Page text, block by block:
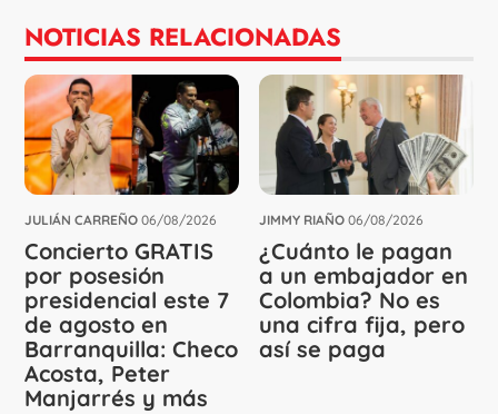
NOTICIAS RELACIONADAS
JULIÁN CARREÑO 06/08/2026
Concierto GRATIS
por posesión
presidencial este 7
de agosto en
Barranquilla: Checo
Acosta, Peter
Manjarrés y más
JIMMY RIAÑO 06/08/2026
¿Cuánto le pagan
a un embajador en
Colombia? No es
una cifra fija, pero
así se paga